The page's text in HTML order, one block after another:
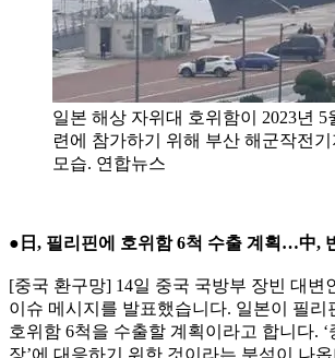
일본 해상 자위대 호위함이 2023년 5
련에 참가하기 위해 부산 해군작전
모습. 연합뉴스
●日, 필리핀에 호위함 6척 수출 계획…中,
[중국 환구망] 14일 중국 국방부 장빈 대변
이슈 메시지를 발표했습니다. 일본이 필리
호위함 6척을 수출할 계획이라고 합니다.
장’에 대응하기 위한 것이라는 분석이 나